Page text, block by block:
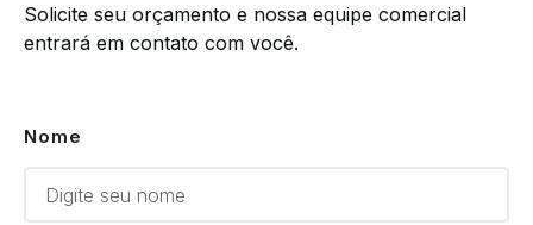
Solicite seu orçamento e nossa equipe comercial
entrará em contato com você.
Nome